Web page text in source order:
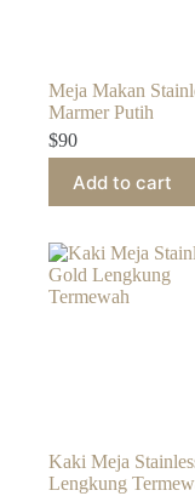
Meja Makan
Marmer Putih
$90
Add to cart
Kaki Meja
Lengkung